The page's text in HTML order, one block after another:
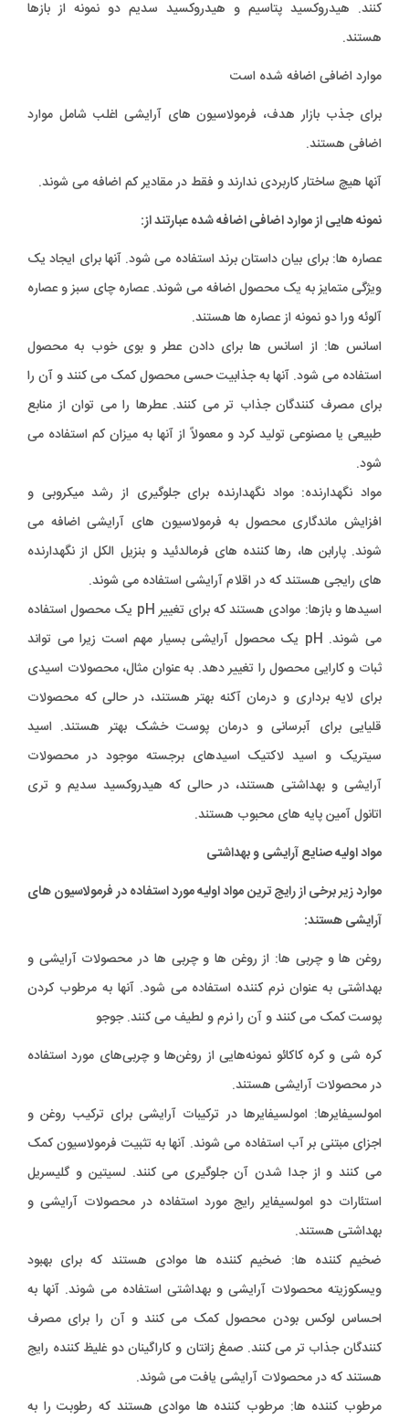
کنند. هیدروکسید پتاسیم و هیدروکسید سدیم دو نمونه از بازها
هستند.
موارد اضافی اضافه شده است
برای جذب بازار هدف، فرمولاسیون های آرایشی اغلب شامل موارد
اضافی هستند.
آنها هیچ ساختار کاربردی ندارند و فقط در مقادیر کم اضافه می شوند.
نمونه هایی از موارد اضافی اضافه شده عبارتند از:
عصاره ها: برای بیان داستان برند استفاده می شود. آنها برای ایجاد یک
ویژگی متمایز به یک محصول اضافه می شوند. عصاره چای سبز و عصاره
آلوئه ورا دو نمونه از عصاره ها هستند.
اسانس ها: از اسانس ها برای دادن عطر و بوی خوب به محصول
استفاده می شود. آنها به جذابیت حسی محصول کمک می کنند و آن را
برای مصرف کنندگان جذاب تر می کنند. عطرها را می توان از منابع
طبیعی یا مصنوعی تولید کرد و معمولاً از آنها به میزان کم استفاده می
شود.
مواد نگهدارنده: مواد نگهدارنده برای جلوگیری از رشد میکروبی و
افزایش ماندگاری محصول به فرمولاسیون های آرایشی اضافه می
شوند. پارابن ها، رها کننده های فرمالدئید و بنزیل الکل از نگهدارنده
های رایجی هستند که در اقلام آرایشی استفاده می شوند.
اسیدها و بازها: موادی هستند که برای تغییر pH یک محصول استفاده
می شوند. pH یک محصول آرایشی بسیار مهم است زیرا می تواند
ثبات و کارایی محصول را تغییر دهد. به عنوان مثال، محصولات اسیدی
برای لایه برداری و درمان آکنه بهتر هستند، در حالی که محصولات
قلیایی برای آبرسانی و درمان پوست خشک بهتر هستند. اسید
سیتریک و اسید لاکتیک اسیدهای برجسته موجود در محصولات
آرایشی و بهداشتی هستند، در حالی که هیدروکسید سدیم و تری
اتانول آمین پایه های محبوب هستند.
مواد اولیه صنایع آرایشی و بهداشتی
موارد زیر برخی از رایج ترین مواد اولیه مورد استفاده در فرمولاسیون های
آرایشی هستند:
روغن ها و چربی ها: از روغن ها و چربی ها در محصولات آرایشی و
بهداشتی به عنوان نرم کننده استفاده می شود. آنها به مرطوب کردن
پوست کمک می کنند و آن را نرم و لطیف می کنند. جوجو
کره شی و کره کاکائو نمونه‌هایی از روغن‌ها و چربی‌های مورد استفاده
در محصولات آرایشی هستند.
امولسیفایرها: امولسیفایرها در ترکیبات آرایشی برای ترکیب روغن و
اجزای مبتنی بر آب استفاده می شوند. آنها به تثبیت فرمولاسیون کمک
می کنند و از جدا شدن آن جلوگیری می کنند. لسیتین و گلیسریل
استئارات دو امولسیفایر رایج مورد استفاده در محصولات آرایشی و
بهداشتی هستند.
ضخیم کننده ها: ضخیم کننده ها موادی هستند که برای بهبود
ویسکوزیته محصولات آرایشی و بهداشتی استفاده می شوند. آنها به
احساس لوکس بودن محصول کمک می کنند و آن را برای مصرف
کنندگان جذاب تر می کنند. صمغ زانتان و کاراگینان دو غلیظ کننده رایج
هستند که در محصولات آرایشی یافت می شوند.
مرطوب کننده ها: مرطوب کننده ها موادی هستند که رطوبت را به